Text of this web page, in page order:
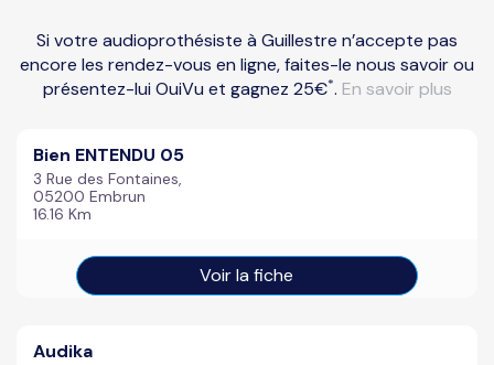
Si votre audioprothésiste à Guillestre n’accepte pas
encore les rendez-vous en ligne, faites-le nous savoir ou
présentez-lui OuiVu et gagnez 25€*. En savoir plus
Bien ENTENDU 05
3 Rue des Fontaines,
05200 Embrun
16.16 Km
Voir la fiche
Audika